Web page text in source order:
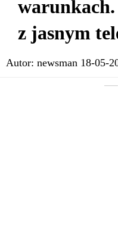
z jasnym
Autor: newsman 18-05-